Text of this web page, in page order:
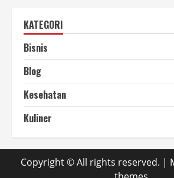
KATEGORI
Bisnis
Blog
Kesehatan
Kuliner
Copyright © All rights reserved. |